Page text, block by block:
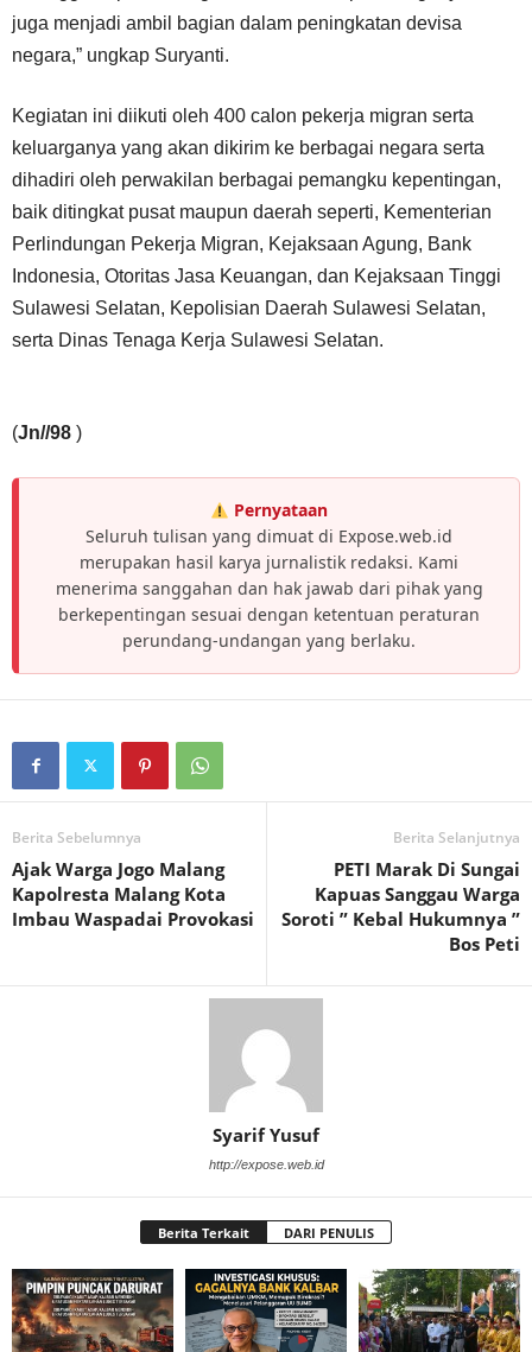
juga menjadi ambil bagian dalam peningkatan devisa
negara,” ungkap Suryanti.
Kegiatan ini diikuti oleh 400 calon pekerja migran serta
keluarganya yang akan dikirim ke berbagai negara serta
dihadiri oleh perwakilan berbagai pemangku kepentingan,
baik ditingkat pusat maupun daerah seperti, Kementerian
Perlindungan Pekerja Migran, Kejaksaan Agung, Bank
Indonesia, Otoritas Jasa Keuangan, dan Kejaksaan Tinggi
Sulawesi Selatan, Kepolisian Daerah Sulawesi Selatan,
serta Dinas Tenaga Kerja Sulawesi Selatan.
(Jn//98 )
Pernyataan
Seluruh tulisan yang dimuat di Expose.web.id
merupakan hasil karya jurnalistik redaksi. Kami
menerima sanggahan dan hak jawab dari pihak yang
berkepentingan sesuai dengan ketentuan peraturan
perundang-undangan yang berlaku.
Berita Sebelumnya
Ajak Warga Jogo Malang
Kapolresta Malang Kota
Imbau Waspadai Provokasi
Berita Selanjutnya
PETI Marak Di Sungai
Kapuas Sanggau Warga
Soroti ” Kebal Hukumnya ”
Bos Peti
Syarif Yusuf
http://expose.web.id
Berita Terkait DARI PENULIS